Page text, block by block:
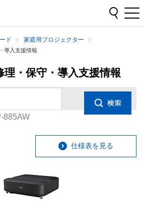
ド
家庭用プロジェクター
導入支援情報
・保守・導入支援情報
885AW
仕様表を見る